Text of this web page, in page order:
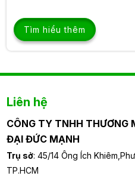
Tìm hiểu thêm
Liên hệ
CÔNG TY TNHH THƯƠNG
ĐẠI ĐỨC MẠNH
Trụ sở: 45/14 Ông Ích
TP.HCM